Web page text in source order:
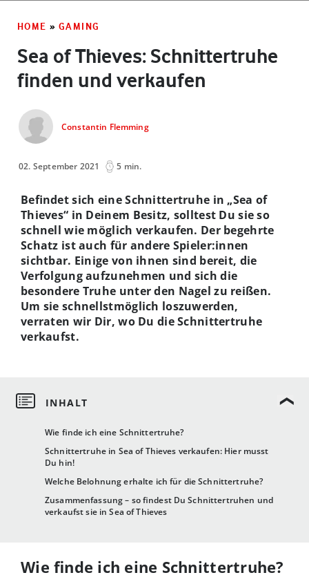
HOME » GAMING
Sea of Thieves: Schnittertruhe
finden und verkaufen
Constantin Flemming
02. September 2021 5 min.
Wie finde ich eine Schnittertruhe?
Schnittertruhe in Sea of Thieves verkaufen: Hier musst
Du hin!
Welche Belohnung erhalte ich für die Schnittertruhe?
Zusammenfassung – so findest Du Schnittertruhen und
verkaufst sie in Sea of Thieves
Befindet sich eine Schnittertruhe in „Sea of
Thieves“ in Deinem Besitz, solltest Du sie so
schnell wie möglich verkaufen. Der begehrte
Schatz ist auch für andere Spieler:innen
sichtbar. Einige von ihnen sind bereit, die
Verfolgung aufzunehmen und sich die
besondere Truhe unter den Nagel zu reißen.
Um sie schnellstmöglich loszuwerden,
verraten wir Dir, wo Du die Schnittertruhe
verkaufst.
Wie finde ich eine Schnittertruhe?